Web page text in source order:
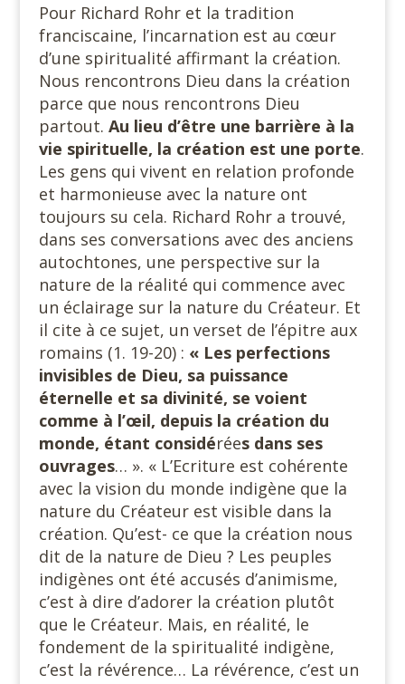
Pour Richard Rohr et la tradition
franciscaine, l’incarnation est au cœur
d’une spiritualité affirmant la création.
Nous rencontrons Dieu dans la création
parce que nous rencontrons Dieu
partout. Au lieu d’être une barrière à la
vie spirituelle, la création est une porte.
Les gens qui vivent en relation profonde
et harmonieuse avec la nature ont
toujours su cela. Richard Rohr a trouvé,
dans ses conversations avec des anciens
autochtones, une perspective sur la
nature de la réalité qui commence avec
un éclairage sur la nature du Créateur. Et
il cite à ce sujet, un verset de l’épitre aux
romains (1. 19-20) : « Les perfections
invisibles de Dieu, sa puissance
éternelle et sa divinité, se voient
comme à l’œil, depuis la création du
monde, étant considérées dans ses
ouvrages… ». « L’Ecriture est cohérente
avec la vision du monde indigène que la
nature du Créateur est visible dans la
création. Qu’est- ce que la création nous
dit de la nature de Dieu ? Les peuples
indigènes ont été accusés d’animisme,
c’est à dire d’adorer la création plutôt
que le Créateur. Mais, en réalité, le
fondement de la spiritualité indigène,
c’est la révérence… La révérence, c’est un